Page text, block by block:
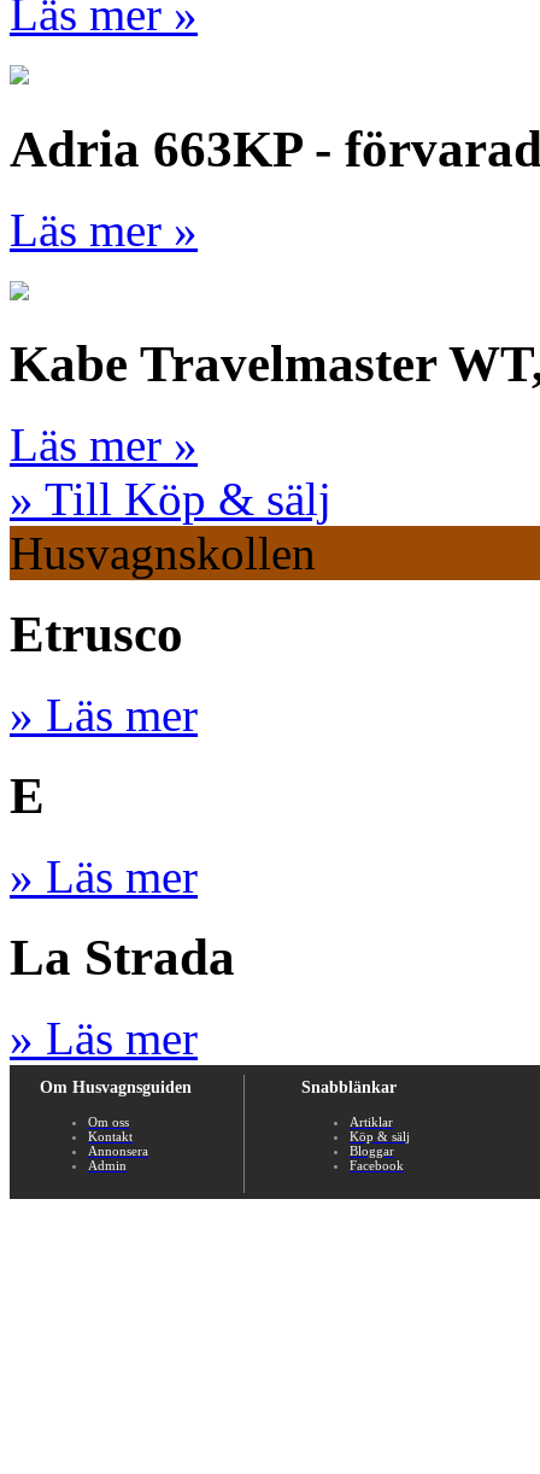
Läs mer »
Adria 663KP -
Läs mer »
Kabe Travelmaster
Läs mer »
» Till Köp & sälj
Husvagnskollen
Etrusco
» Läs mer
E
» Läs mer
La Strada
» Läs mer
Om Husvagnsguiden
Om oss
Kontakt
Annonsera
Admin
Snabblänkar
Artiklar
Köp & sälj
Bloggar
Facebook